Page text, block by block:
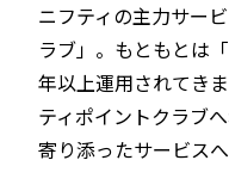
ニフティの主力サー
ラブ」。もともとは
年以上運用されてき
ティポイントクラブ
寄り添ったサービス